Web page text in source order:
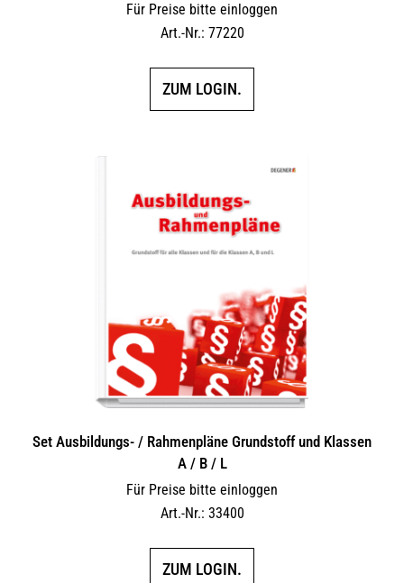
Für Preise bitte einloggen
Art.-Nr.: 77220
ZUM LOGIN.
Set Ausbildungs- / Rahmenpläne Grundstoff und Klassen
A / B / L
Für Preise bitte einloggen
Art.-Nr.: 33400
ZUM LOGIN.